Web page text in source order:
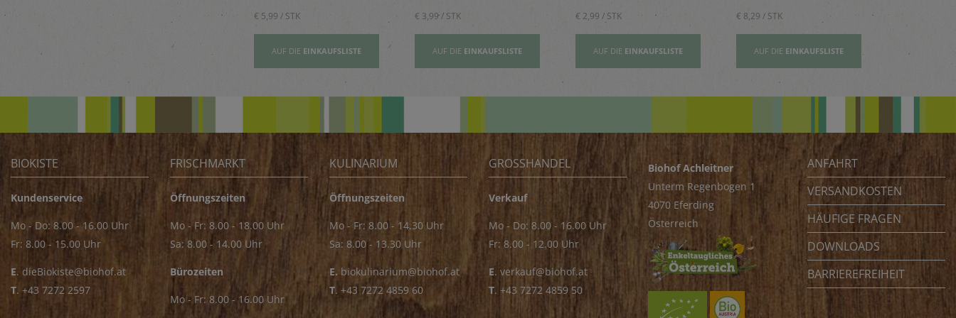
€ 5,99 / STK
AUF DIE EINKAUFSLISTE
€ 3,99 / STK
AUF DIE EINKAUFSLISTE
€ 2,99 / STK
AUF DIE EINKAUFSLISTE
€ 8,29 / STK
AUF DIE EINKAUFSLISTE
BIOKISTE
Kundenservice
Mo - Do: 8.00 - 16.00 Uhr
Fr: 8.00 - 15.00 Uhr
E. dieBiokiste@biohof.at
T. +43 7272 2597
FRISCHMARKT
Öffnungszeiten
Mo - Fr: 8.00 - 18.00 Uhr
Sa: 8.00 - 14.00 Uhr
Bürozeiten
Mo - Fr: 8.00 - 16.00 Uhr
KULINARIUM
Öffnungszeiten
Mo - Fr: 8.00 - 14.30 Uhr
Sa: 8.00 - 13.30 Uhr
E. biokulinarium@biohof.at
T. +43 7272 4859 60
GROSSHANDEL
Verkauf
Mo - Do: 8.00 - 16.00 Uhr
Fr: 8.00 - 12.00 Uhr
E. verkauf@biohof.at
T. +43 7272 4859 50
Biohof Achleitner
Unterm Regenbogen 1
4070 Eferding
Österreich
ANFAHRT
VERSANDKOSTEN
HÄUFIGE FRAGEN
DOWNLOADS
BARRIEREFREIHEIT